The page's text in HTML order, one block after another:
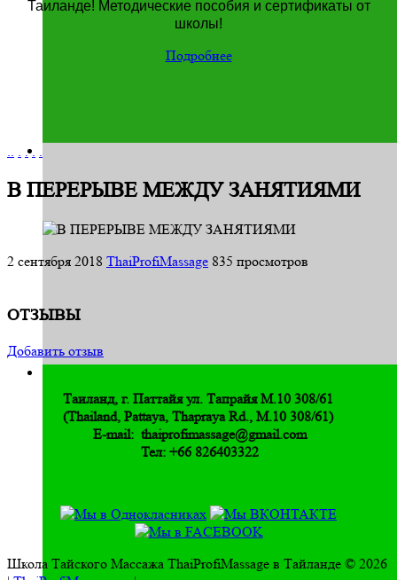
Таиланде! Методические пособия и сертификаты от
школы!
Подробнее
.. . . . .
В ПЕРЕРЫВЕ МЕЖДУ ЗАНЯТИЯМИ
2 сентября 2018 ThaiProfiMassage 835 просмотров
ОТЗЫВЫ
Добавить отзыв
Таиланд, г. Паттайя ул. Тапрайя М.10 308/61
(Thailand, Pattaya, Thapraya Rd., M.10 308/61)
E-mail: thaiprofimassage@gmail.com
Тел: +66 826403322
Школа Тайского Массажа ThaiProfiMassage в Тайланде © 2026